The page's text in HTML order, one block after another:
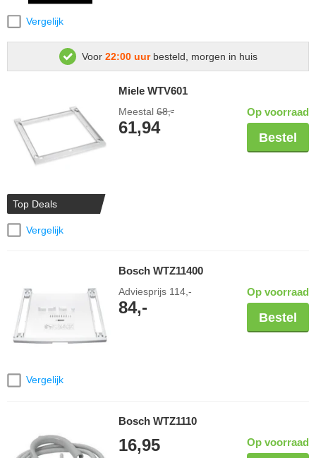
Vergelijk
Voor 22:00 uurbesteld, morgen in huis
Top Deals
Vergelijk
Miele WTV601
Meestal 68,-
61,94
Op voorraad
Bestel
Vergelijk
Bosch WTZ11400
Adviesprijs 114,-
84,-
Op voorraad
Bestel
Bosch WTZ1110
16,95 Op voorraad